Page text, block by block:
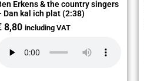
Erkens & the country singers
Dan kal ich plat (2:38)
8,80 including VAT